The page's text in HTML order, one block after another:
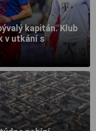
kapitán. Klub
v utkání s